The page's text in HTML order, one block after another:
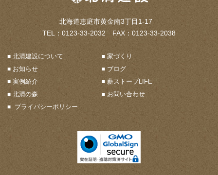
北海道恵庭市黄金南3丁目1-17
TEL：0123-33-2032 FAX：0123-33-2038
北清建設について
家づくり
お知らせ
ブログ
実例紹介
薪ストーブLIFE
北清の森
お問い合わせ
プライバシーポリシー